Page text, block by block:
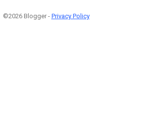
©2026 Blogger - Privacy Policy